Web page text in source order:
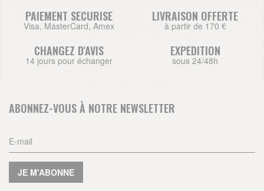
PAIEMENT SECURISE
Visa, MasterCard, Amex
LIVRAISON OFFERTE
à partir de 170 €
CHANGEZ D'AVIS
14 jours pour échanger
EXPEDITION
sous 24/48h
ABONNEZ-VOUS À NOTRE NEWSLETTER
JE M'ABONNE